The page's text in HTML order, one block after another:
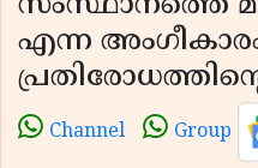
എന്ന
Channel Group